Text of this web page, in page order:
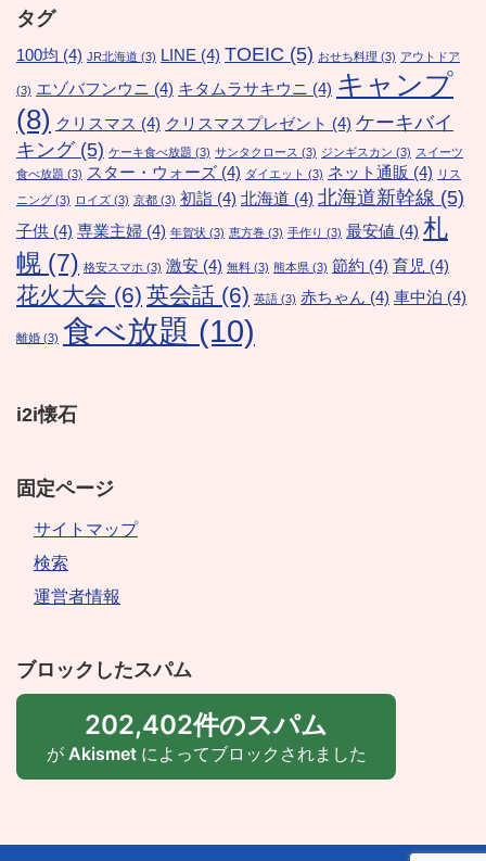
タグ
100均 (4) JR北海道 (3) LINE (4) TOEIC (5) おせち料理 (3) アウトドア
(3) エゾバフンウニ (4) キタムラサキウニ (4) キャンプ
(8) クリスマス (4) クリスマスプレゼント (4) ケーキバイ
キング(5) ケーキ食べ放題 (3) サンタクロース (3) ジンギスカン (3) スイーツ
食べ放題 (3) スター・ウォーズ (4) ダイエット (3) ネット通販 (4) リス
ニング (3) ロイズ (3) 京都 (3) 初詣 (4) 北海道 (4) 北海道新幹線 (5)
子供 (4) 専業主婦 (4) 年賀状 (3) 恵方巻 (3) 手作り (3) 最安値 (4) 札
幌 (7) 格安スマホ (3) 激安 (4) 無料 (3) 熊本県 (3) 節約 (4) 育児 (4)
花火大会 (6) 英会話 (6) 英語 (3) 赤ちゃん (4) 車中泊 (4)
離婚 (3) 食べ放題 (10)
i2i懐石
固定ページ
サイトマップ
検索
運営者情報
ブロックしたスパム
202,402件のスパム
が Akismetによってブロックされました